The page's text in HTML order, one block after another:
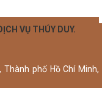
VỤ THÚY DUY.
phố Hồ Chí Minh,